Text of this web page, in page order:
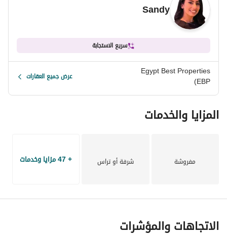
Sandy
سريع الاستجابة
Egypt Best Properties
(EBP عرض جميع العقارات
المزايا والخدمات
مفروشة شرفة أو تراس + 47 مزايا وخدمات
الاتجاهات والمؤشرات